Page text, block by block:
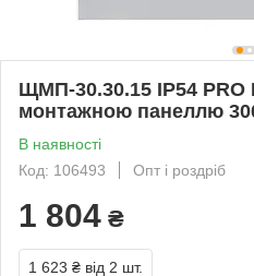
ЩМП-30.30.15 IP54 PRO
монтажною панеллю
В наявності
Код: 106493
Опт і роздріб
1 804 ₴
1 623 ₴ від 2 шт.